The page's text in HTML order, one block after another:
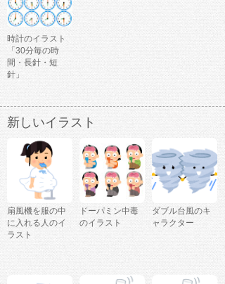
時計のイラスト
「30分毎の時
間・長針・短
針」
新しいイラスト
扇風機を服の中
に入れる人のイ
ラスト
ドーパミン中毒
のイラスト
ダブル台風のキ
ャラクター